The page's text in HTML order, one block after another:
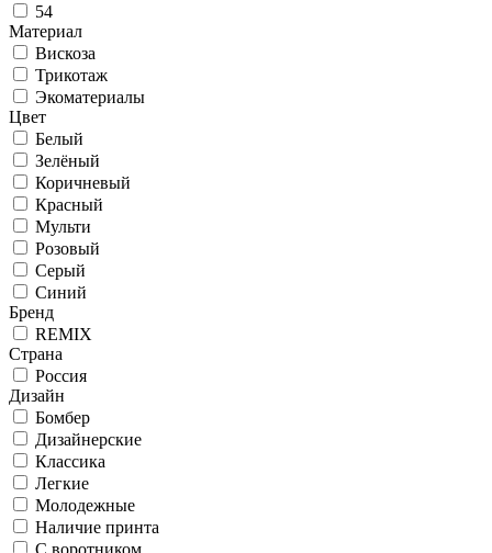
54
Материал
Вискоза
Трикотаж
Экоматериалы
Цвет
Белый
Зелёный
Коричневый
Красный
Мульти
Розовый
Серый
Синий
Бренд
REMIX
Страна
Россия
Дизайн
Бомбер
Дизайнерские
Классика
Легкие
Молодежные
Наличие принта
С воротником